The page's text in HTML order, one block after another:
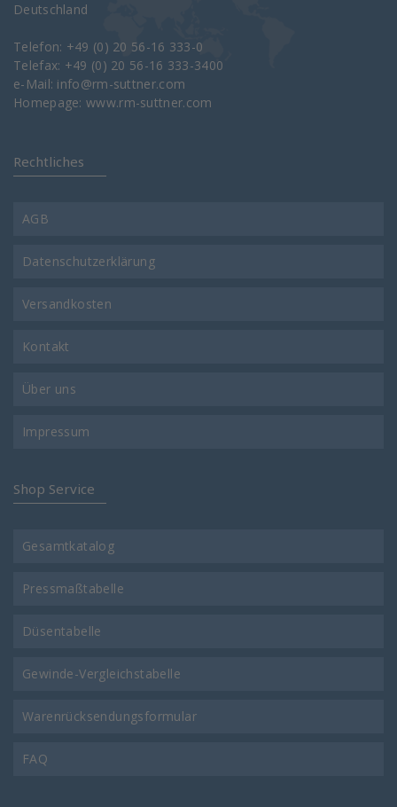
Deutschland
Telefon: +49 (0) 20 56-16 333-0
Telefax: +49 (0) 20 56-16 333-3400
e-Mail: info@rm-suttner.com
Homepage:www.rm-suttner.com
Rechtliches
AGB
Datenschutzerklärung
Versandkosten
Kontakt
Über uns
Impressum
Shop Service
Gesamtkatalog
Pressmaßtabelle
Düsentabelle
Gewinde-Vergleichstabelle
Warenrücksendungsformular
FAQ